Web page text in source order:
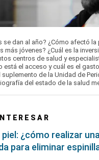
dan al año? ¿Cómo afectó la
más jóvenes? ¿Cuál es la
centros de salud y
está el acceso y cuál es el gasto
suplemento de la Unidad de